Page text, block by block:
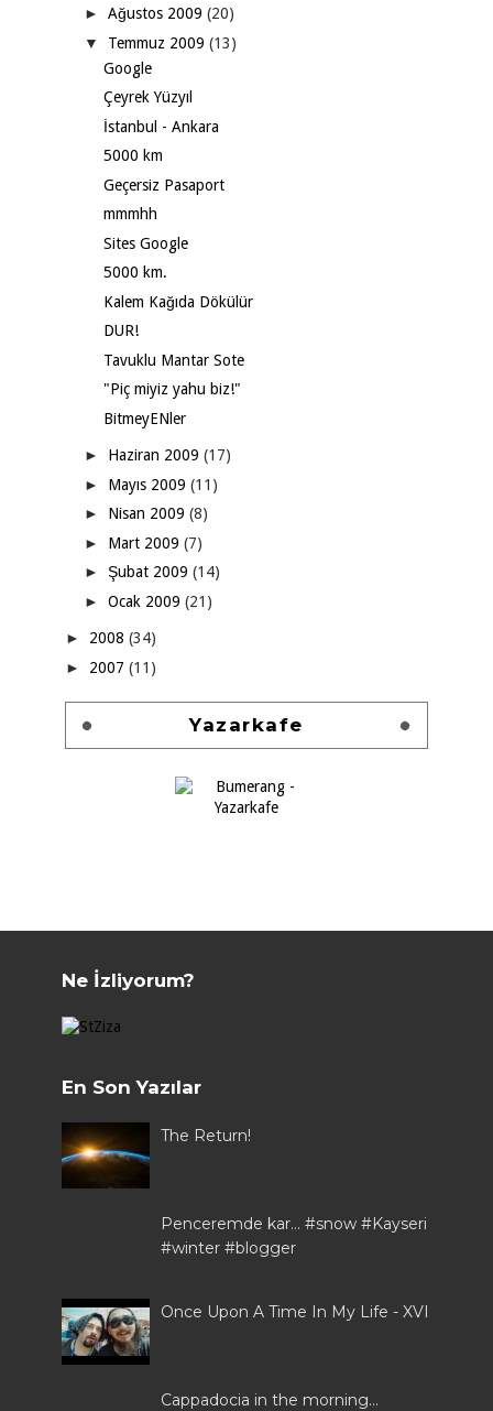
► Ağustos 2009 (20)
▼ Temmuz 2009 (13)
Google
Çeyrek Yüzyıl
İstanbul - Ankara
5000 km
Geçersiz Pasaport
mmmhh
Sites Google
5000 km.
Kalem Kağıda Dökülür
DUR!
Tavuklu Mantar Sote
"Piç miyiz yahu biz!"
BitmeyENler
► Haziran 2009 (17)
► Mayıs 2009 (11)
► Nisan 2009 (8)
► Mart 2009 (7)
► Şubat 2009 (14)
► Ocak 2009 (21)
► 2008 (34)
► 2007 (11)
Yazarkafe
Ne İzliyorum?
En Son Yazılar
The Return!
Penceremde kar... #snow #Kayseri
#winter #blogger
Once Upon A Time In My Life - XVI
Cappadocia in the morning...